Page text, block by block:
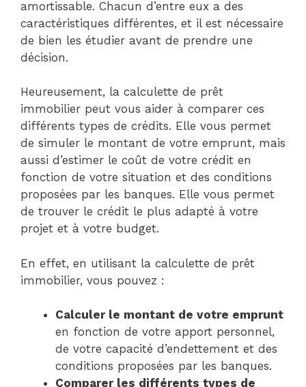
amortissable. Chacun d’entre eux a des
caractéristiques différentes, et il est nécessaire
de bien les étudier avant de prendre une
décision.
Heureusement, la calculette de prêt
immobilier peut vous aider à comparer ces
différents types de crédits. Elle vous permet
de simuler le montant de votre emprunt, mais
aussi d’estimer le coût de votre crédit en
fonction de votre situation et des conditions
proposées par les banques. Elle vous permet
de trouver le crédit le plus adapté à votre
projet et à votre budget.
En effet, en utilisant la calculette de prêt
immobilier, vous pouvez :
Calculer le montant de votre emprunt
en fonction de votre apport personnel,
de votre capacité d’endettement et des
conditions proposées par les banques.
Comparer les différents types de